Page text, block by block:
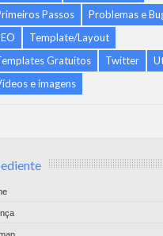
Passos
Problemas e
Template/Layout
Gratuitos
Twitter
e imagens